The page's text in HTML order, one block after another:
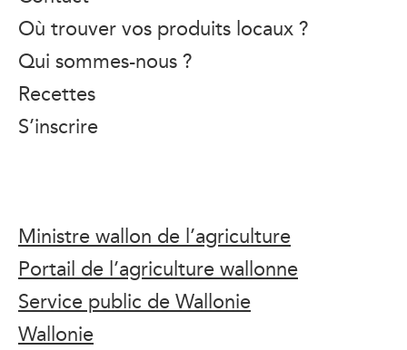
Où trouver vos produits locaux ?
Qui sommes-nous ?
Recettes
S’inscrire
Ministre wallon de l’agriculture
Portail de l’agriculture wallonne
Service public de Wallonie
Wallonie